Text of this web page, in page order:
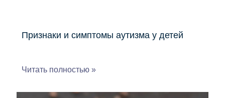
Признаки и симптомы аутизма у детей
Читать полностью »